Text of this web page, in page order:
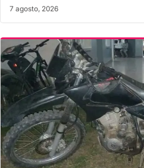
7 agosto, 2026